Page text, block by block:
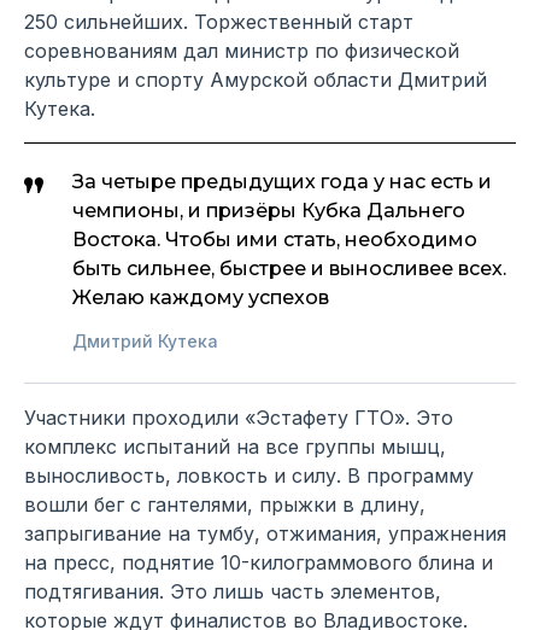
250 сильнейших. Торжественный старт
соревнованиям дал министр по физической
культуре и спорту Амурской области Дмитрий
Кутека.
За четыре предыдущих года у нас есть и
чемпионы, и призёры Кубка Дальнего
Востока. Чтобы ими стать, необходимо
быть сильнее, быстрее и выносливее всех.
Желаю каждому успехов
Дмитрий Кутека
Участники проходили «Эстафету ГТО». Это
комплекс испытаний на все группы мышц,
выносливость, ловкость и силу. В программу
вошли бег с гантелями, прыжки в длину,
запрыгивание на тумбу, отжимания, упражнения
на пресс, поднятие 10-килограммового блина и
подтягивания. Это лишь часть элементов,
которые ждут финалистов во Владивостоке.